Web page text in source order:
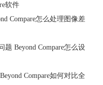
位置相匹配才能显示黑
示出结果，从图上可以看
和黑色两种颜色全部标注
软件
Compare怎么处理图像差
题 Beyond Compare怎么设
Compare如何对比全